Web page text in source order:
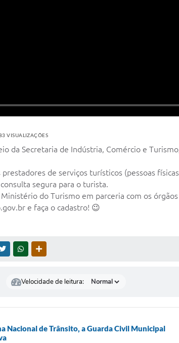
VISUALIZAÇÕES
da Secretaria de Indústria, Comércio e
prestadores de serviços turísticos (pessoas
segura para o turista.
do Turismo em parceria com os
e faça o cadastro! 😉
TWITTERWHATSAPP
Velocidade de leitura:
Nacional de Trânsito, a Guarda Civil Municipal